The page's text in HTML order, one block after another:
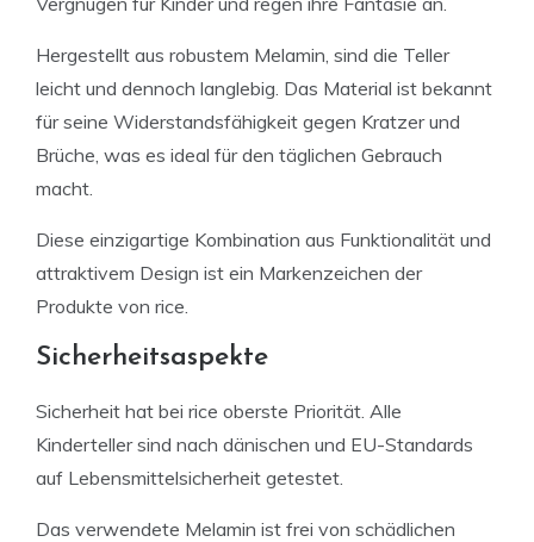
Hergestellt aus robustem Melamin, sind die Teller
leicht und dennoch langlebig. Das Material ist bekannt
für seine Widerstandsfähigkeit gegen Kratzer und
Brüche, was es ideal für den täglichen Gebrauch
macht.
Diese einzigartige Kombination aus Funktionalität und
attraktivem Design ist ein Markenzeichen der
Produkte von rice.
Sicherheitsaspekte
Sicherheit hat bei rice oberste Priorität. Alle
Kinderteller sind nach dänischen und EU-Standards
auf Lebensmittelsicherheit getestet.
Das verwendete Melamin ist frei von schädlichen